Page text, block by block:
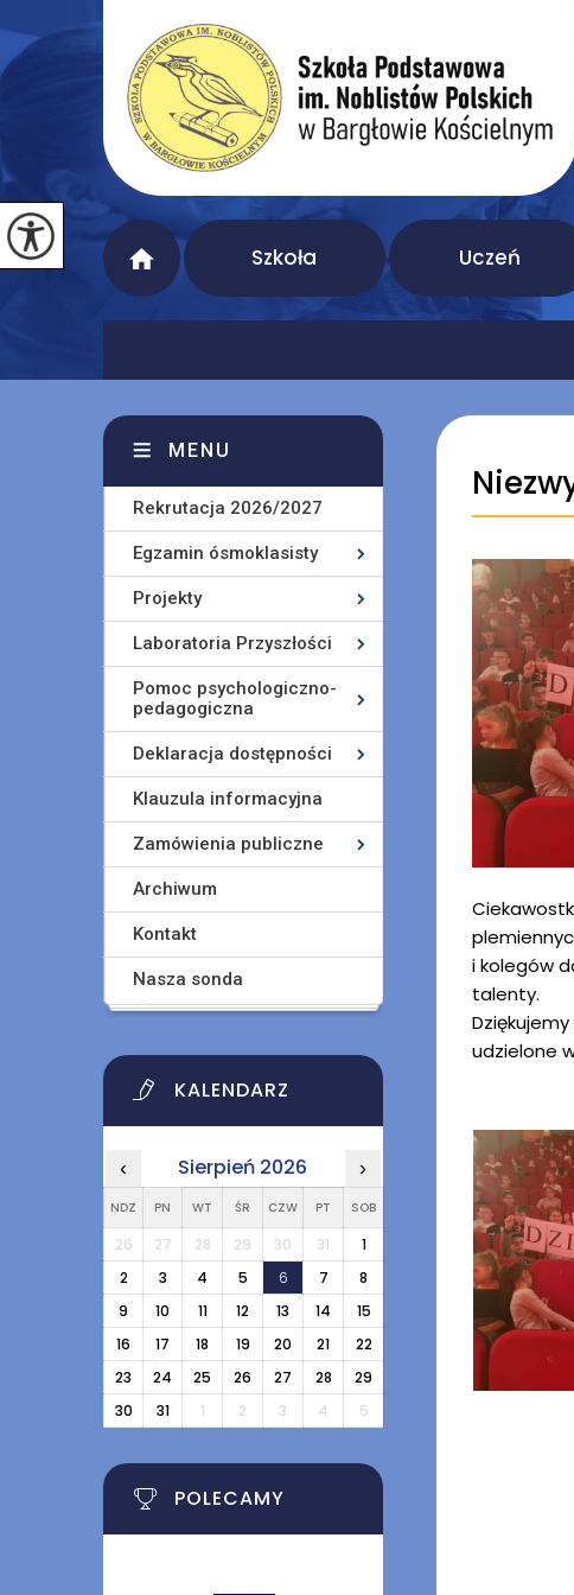
Szkoła Uczeń
i kolegów
talenty.
udzielone
MENU
Rekrutacja 2026/2027
Egzamin ósmoklasisty
Projekty
Laboratoria Przyszłości
Pomoc psychologiczno-
pedagogiczna
Deklaracja dostępności
Klauzula informacyjna
Zamówienia publiczne
Archiwum
Kontakt
Nasza sonda
KALENDARZ
‹ Sierpień 2026 ›
NDZ PN WT ŚR CZW PT SOB
26 27 28 29 30 31
1
2
3 4 5 6 7
8
9
10 11 12 13 14
15
16
17 18 19 20 21
22
23
24 25 26 27 28
29
30
31 1 2 3 4 5
POLECAMY